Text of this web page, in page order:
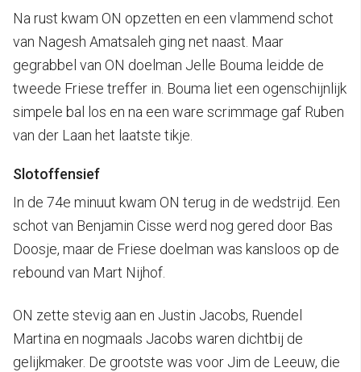
Na rust kwam ON opzetten en een vlammend schot
van Nagesh Amatsaleh ging net naast. Maar
gegrabbel van ON doelman Jelle Bouma leidde de
tweede Friese treffer in. Bouma liet een ogenschijnlijk
simpele bal los en na een ware scrimmage gaf Ruben
van der Laan het laatste tikje.
Slotoffensief
In de 74e minuut kwam ON terug in de wedstrijd. Een
schot van Benjamin Cisse werd nog gered door Bas
Doosje, maar de Friese doelman was kansloos op de
rebound van Mart Nijhof.
ON zette stevig aan en Justin Jacobs, Ruendel
Martina en nogmaals Jacobs waren dichtbij de
gelijkmaker. De grootste was voor Jim de Leeuw, die